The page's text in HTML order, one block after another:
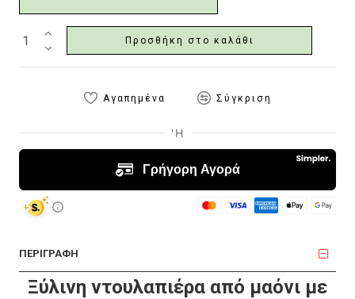
Προσθήκη στο καλάθι
Αγαπημένα Σύγκριση
ΠΕΡΙΓΡΑΦΗ
Ξύλινη ντουλαπιέρα από μαόνι με